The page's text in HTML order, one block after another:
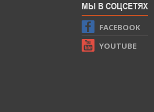
МЫ В СОЦСЕТЯХ
FACEBOOK
YOUTUBE